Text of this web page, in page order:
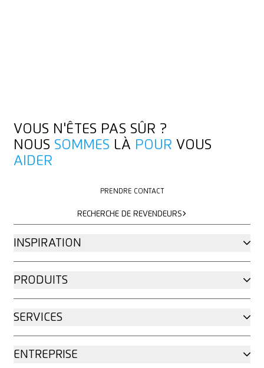
VOUS N'ÊTES PAS SÛR ?
NOUS SOMMES LÀ POUR VOUS
AIDER
PRENDRE CONTACT
RECHERCHE DE REVENDEURS
INSPIRATION
PRODUITS
SERVICES
ENTREPRISE